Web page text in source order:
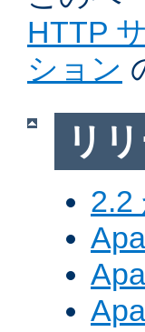
HTTP
ション
リ
2.2